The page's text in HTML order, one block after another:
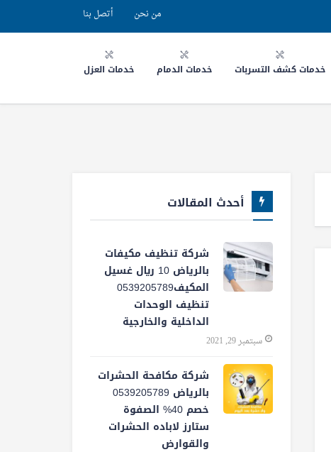
أتصل بنا من نحن
خدمات كشف التسربات خدمات الدمام خدمات العزل
أحدث المقالات
شركة تنظيف مكيفات
بالرياض 10 ريال غسيل
المكيف0539205789
تنظيف الوحدات
الداخلية والخارجية
سبتمبر 29, 2021
شركة مكافحة الحشرات
بالرياض 0539205789
خصم 40% الصفوة
ستارز لاباده الحشرات
والقوارض